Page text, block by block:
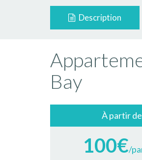
Description
Bay
À partir de
100€/